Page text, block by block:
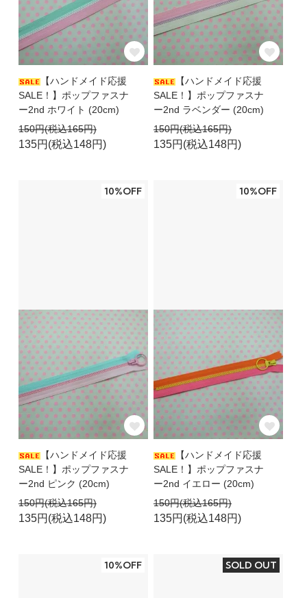
【ハンドメイド応援
SALE！】ポップファスナ
ー2nd ホワイト (20cm)
150円(税込165円)
135円(税込148円)
【ハンドメイド応援
SALE！】ポップファスナ
ー2nd ラベンダー (20cm)
150円(税込165円)
135円(税込148円)
10%OFF
【ハンドメイド応援
SALE！】ポップファスナ
ー2nd ピンク (20cm)
150円(税込165円)
135円(税込148円)
10%OFF
【ハンドメイド応援
SALE！】ポップファスナ
ー2nd イエロー (20cm)
150円(税込165円)
135円(税込148円)
10%OFF SOLD OUT